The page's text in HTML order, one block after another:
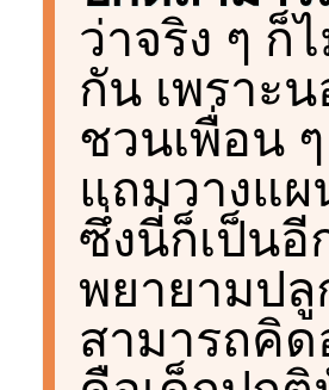
ว่าจริง ๆ
กัน เพราะ
ชวนเพื่อน
แถมวางแผ
ซึ่งนี่ก็เป็น
พยายามปลู
สามารถคิด